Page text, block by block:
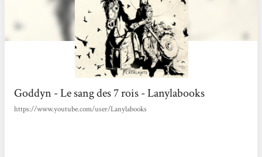
Goddyn - Le sang des 7 rois - Lanylabooks
https://www.youtube.com/user/Lanylabooks